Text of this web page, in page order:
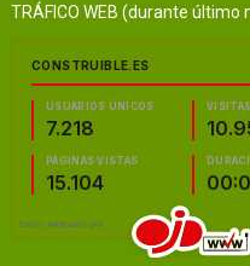
TRÁFICO WEB (durante